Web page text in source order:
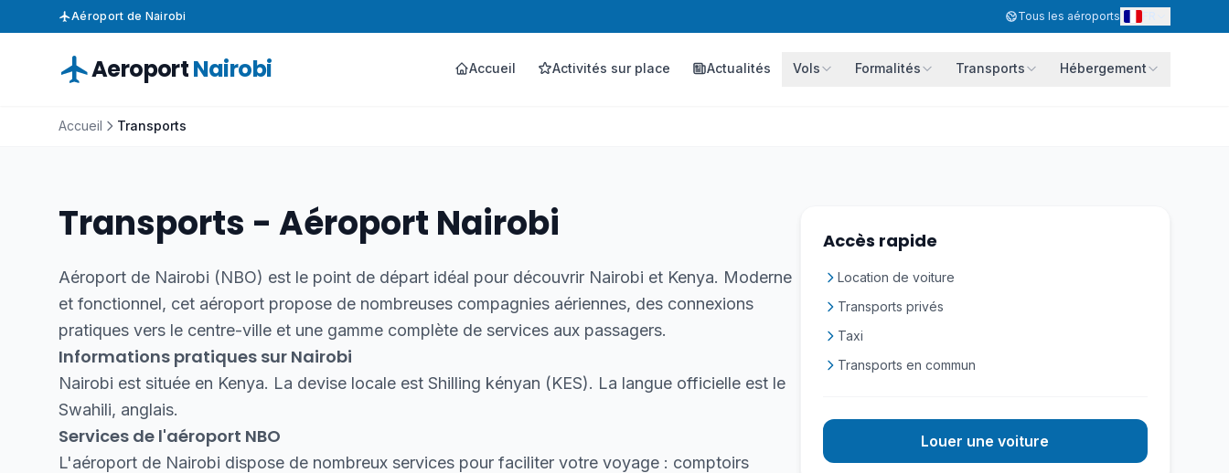
Aéroport de Nairobi Tous les aéroports
AeroportNairobi Accueil Activités sur place Actualités Vols Formalités Transports Hébergement
Accueil Transports
Transports - Aéroport Nairobi
Aéroport de Nairobi (NBO) est le point de départ idéal pour découvrir Nairobi et Kenya. Moderne
et fonctionnel, cet aéroport propose de nombreuses compagnies aériennes, des connexions
pratiques vers le centre-ville et une gamme complète de services aux passagers.
Informations pratiques sur Nairobi
Nairobi est située en Kenya. La devise locale est Shilling kényan (KES). La langue officielle est le
Swahili, anglais.
Services de l'aéroport NBO
L'aéroport de Nairobi dispose de nombreux services pour faciliter votre voyage : comptoirs
Accès rapide
Location de voiture
Transports privés
Taxi
Transports en commun
Louer une voiture